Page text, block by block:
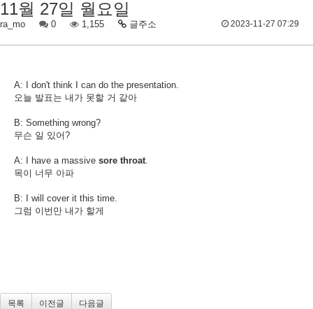
11월 27일 월요일
ra_mo 0 1,155 글주소 2023-11-27 07:29
A: I don't think I can do the presentation.
오늘 발표는 내가 못할 거 같아
B: Something wrong?
무슨 일 있어?
A: I have a massive sore throat.
목이 너무 아파
B: I will cover it this time.
그럼 이번만 내가 할게
목록 이전글 다음글